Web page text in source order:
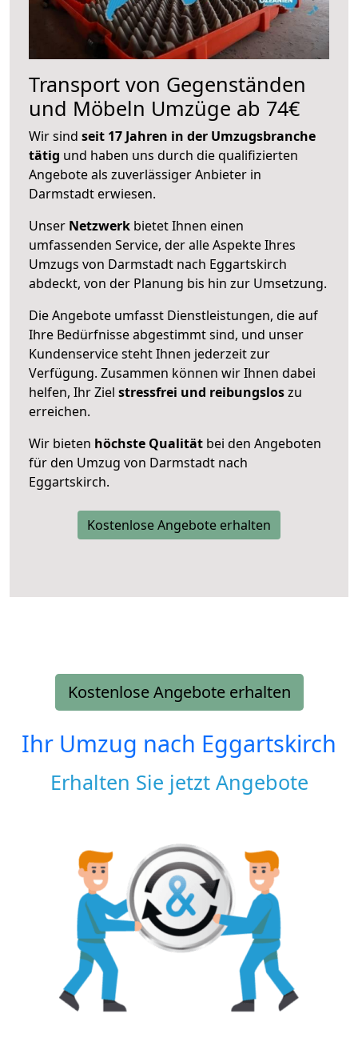
Transport von Gegenständen
und Möbeln Umzüge ab 74€
Wir sind seit 17 Jahren in der Umzugsbranche
tätig und haben uns durch die qualifizierten
Angebote als zuverlässiger Anbieter in
Darmstadt erwiesen.
Unser Netzwerk bietet Ihnen einen
umfassenden Service, der alle Aspekte Ihres
Umzugs von Darmstadt nach Eggartskirch
abdeckt, von der Planung bis hin zur Umsetzung.
Die Angebote umfasst Dienstleistungen, die auf
Ihre Bedürfnisse abgestimmt sind, und unser
Kundenservice steht Ihnen jederzeit zur
Verfügung. Zusammen können wir Ihnen dabei
helfen, Ihr Ziel stressfrei und reibungsloszu
erreichen.
Wir bieten höchste Qualität bei den Angeboten
für den Umzug von Darmstadt nach
Eggartskirch.
Kostenlose Angebote erhalten
Kostenlose Angebote erhalten
Ihr Umzug nach Eggartskirch
Erhalten Sie jetzt Angebote